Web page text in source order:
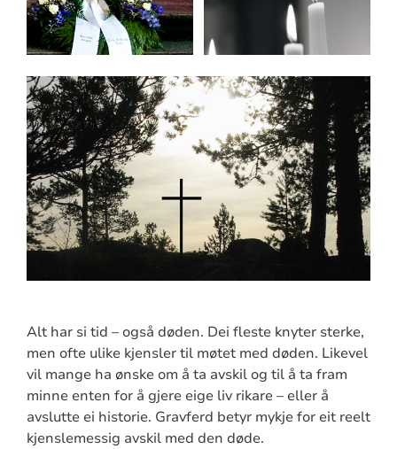
Alt har si tid – også døden. Dei fleste knyter sterke,
men ofte ulike kjensler til møtet med døden. Likevel
vil mange ha ønske om å ta avskil og til å ta fram
minne enten for å gjere eige liv rikare – eller å
avslutte ei historie. Gravferd betyr mykje for eit reelt
kjenslemessig avskil med den døde.